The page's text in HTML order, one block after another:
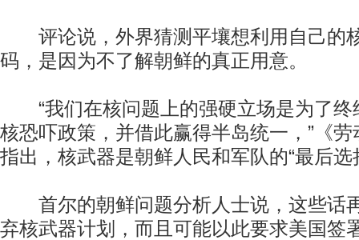
评论说，外界猜测平壤想利用自己的
码，是因为不了解朝鲜的真正用意。
“我们在核问题上的强硬立场是为了终
核恐吓政策，并借此赢得半岛统一，”《
指出，核武器是朝鲜人民和军队的“最后选
首尔的朝鲜问题分析人士说，这些话
弃核武器计划，而且可能以此要求美国签